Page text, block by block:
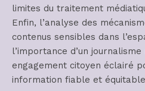
limites du traitement
Enfin, l’analyse des
contenus sensibles dans
l’importance d’un
engagement citoyen éclairé
information fiable et